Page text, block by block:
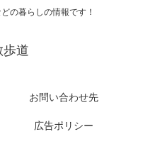
の暮らしの情報です！
歩道
お問い合わせ先
広告ポリシー